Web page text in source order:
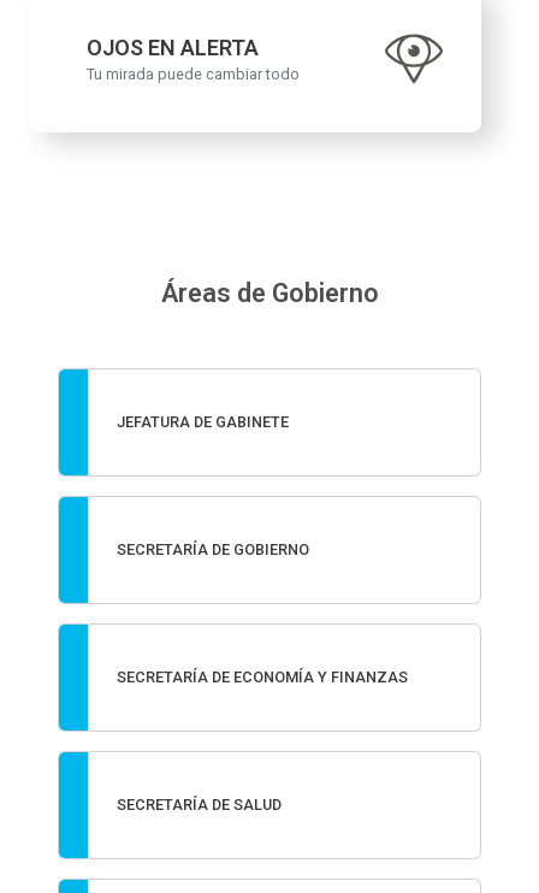
OJOS EN ALERTA
Tu mirada puede cambiar todo
Áreas de Gobierno
JEFATURA DE GABINETE
SECRETARÍA DE GOBIERNO
SECRETARÍA DE ECONOMÍA Y FINANZAS
SECRETARÍA DE SALUD